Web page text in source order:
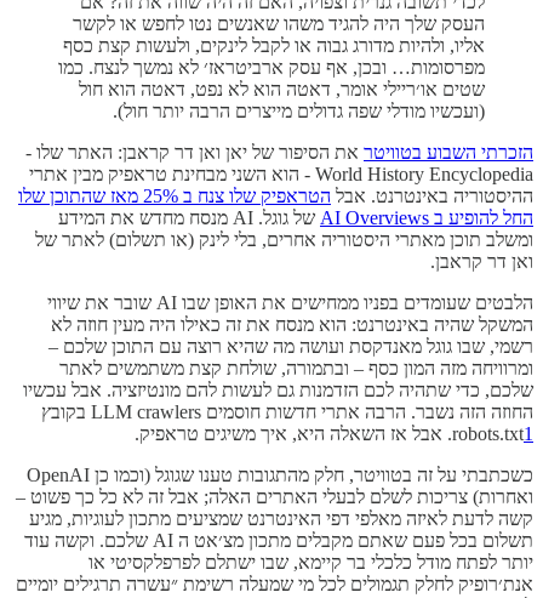
העסק שלך היה להגיד משהו שאנשים נטו לחפש או לקשר
אליו, ולהיות מדורג גבוה או לקבל לינקים, ולעשות קצת כסף
מפרסומות… ובכן, אף עסק ארביטראז׳ לא נמשך לנצח. כמו
שטים או׳ריילי אומר, דאטה הוא לא נפט, דאטה הוא חול
(ועכשיו מודלי שפה גדולים מייצרים הרבה יותר חול).
הזכרתי השבוע בטוויטר את הסיפור של יאן ואן דר קראבן: האתר שלו -
World History Encyclopedia - הוא השני מבחינת טראפיק מבין אתרי
ההיסטוריה באינטרנט. אבל
הטראפיק שלו צנח ב 25% מאז שהתוכן שלו
החל להופיע ב AI Overviews
של גוגל. AI מנסח מחדש את המידע
ומשלב תוכן מאתרי היסטוריה אחרים, בלי לינק (או תשלום) לאתר של
ואן דר קראבן.
הלבטים שעומדים בפניו ממחישים את האופן שבו AI שובר את שיווי
המשקל שהיה באינטרנט: הוא מנסח את זה כאילו היה מעין חוזה לא
רשמי, שבו גוגל מאנדקסת ועושה מה שהיא רוצה עם התוכן שלכם –
ומרוויחה מזה המון כסף – ובתמורה, שולחת קצת משתמשים לאתר
שלכם, כדי שתהיה לכם הזדמנות גם לעשות להם מונטיזציה. אבל עכשיו
החוזה הזה נשבר. הרבה אתרי חדשות חוסמים LLM crawlers בקובץ
robots.txt1
. אבל אז השאלה היא, איך משיגים טראפיק.
כשכתבתי על זה בטוויטר, חלק מהתגובות טענו שגוגל (וכמו כן OpenAI
ואחרות) צריכות לשלם לבעלי האתרים האלה; אבל זה לא כל כך פשוט –
קשה לדעת לאיזה מאלפי דפי האינטרנט שמציעים מתכון לעוגיות, מגיע
תשלום בכל פעם שאתם מקבלים מתכון מצ׳אט ה AI שלכם. וקשה עוד
יותר לפתח מודל כלכלי בר קיימא, שבו ישתלם לפרפלקסיטי או
אנת׳רופיק לחלק תגמולים לכל מי שמעלה רשימת ״עשרה תרגילים יומיים